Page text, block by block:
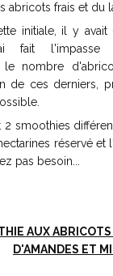
abricots frais et du
initiale, il y
fait l'impasse
le nombre
de ces derniers,
2 smoothies
réservé et
pas besoin...
AUX
D'AMANDES ET